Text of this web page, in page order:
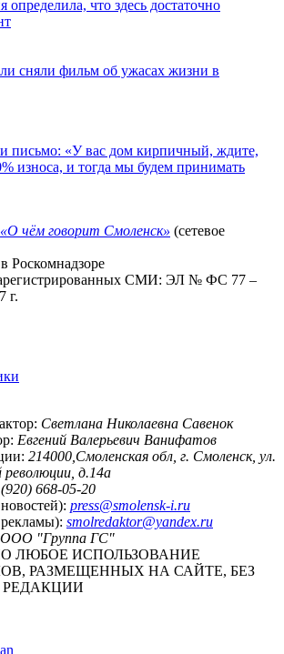
определила, что здесь достаточно
сняли фильм об ужасах жизни в
письмо: «У вас дом кирпичный, ждите,
износа, и тогда мы будем принимать
«О чём говорит Смоленск» (сетевое
Роскомнадзоре
СМИ: ЭЛ № ФС 77 –
г.
Светлана Николаевна Савенок
Евгений Валерьевич Ванифатов
214000,Смоленская обл, г. Смоленск, ул.
революции, д.14а
668-05-20
press@smolensk-i.ru
smolredaktor@yandex.ru
ООО "Группа ГС"
ЛЮБОЕ ИСПОЛЬЗОВАНИЕ
РАЗМЕЩЕННЫХ НА САЙТЕ, БЕЗ